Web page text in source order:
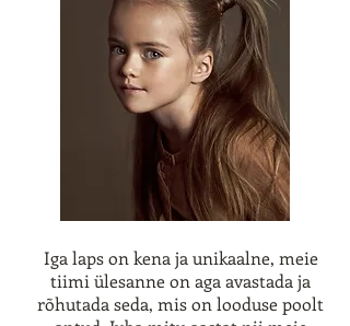
Iga laps on kena ja unikaalne, meie
tiimi ülesanne on aga avastada ja
rõhutada seda, mis on looduse poolt